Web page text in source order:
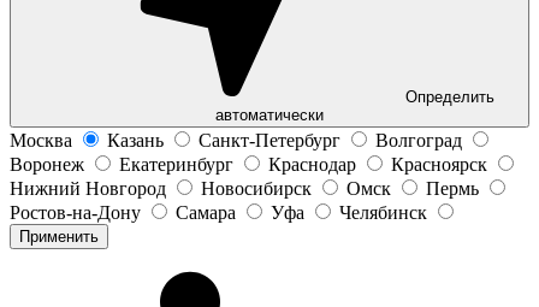
Определить
автоматически
Москва Казань Санкт-Петербург
Волгоград
Воронеж
Екатеринбург Краснодар
Красноярск
Нижний Новгород
Новосибирск Омск
Пермь
Ростов-на-Дону
Самара Уфа Челябинск
Применить